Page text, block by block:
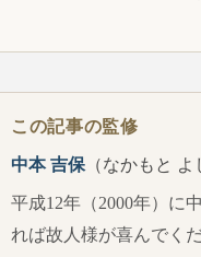
この記事の監修
中本 吉保 （なかもと
平成12年（2000年）に
れば故人様が喜んでく